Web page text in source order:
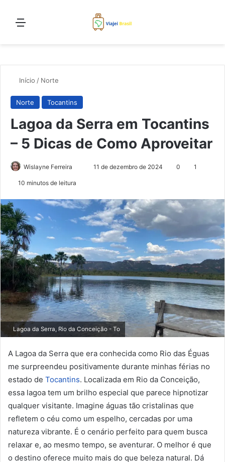
Menu
Início / Norte
Norte Tocantins
Lagoa da Serra em Tocantins
– 5 Dicas de Como Aproveitar
Wislayne Ferreira
Mande
mail
11 de dezembro de 2024 0 1
10 minutos de leitura
Lagoa da Serra, Rio da Conceição - To
A Lagoa da Serra que era conhecida como Rio das Éguas
me surpreendeu positivamente durante minhas férias no
estado de Tocantins. Localizada em Rio da Conceição,
essa lagoa tem um brilho especial que parece hipnotizar
qualquer visitante. Imagine águas tão cristalinas que
refletem o céu como um espelho, cercadas por uma
natureza vibrante. É o cenário perfeito para quem busca
relaxar e, ao mesmo tempo, se aventurar. O melhor é que
o destino oferece muito mais do que beleza natural. Dá